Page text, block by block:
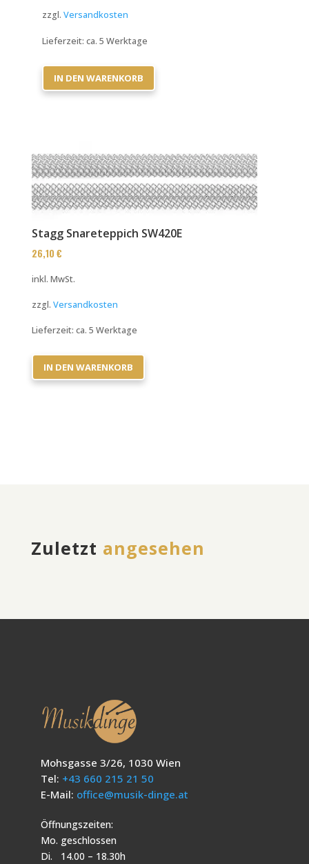
zzgl. Versandkosten
Lieferzeit: ca. 5 Werktage
IN DEN WARENKORB
Stagg Snareteppich SW420E
26,10€
inkl. MwSt.
zzgl.Versandkosten
Lieferzeit:ca. 5 Werktage
IN DEN WARENKORB
Zuletzt angesehen
Mohsgasse 3/26, 1030 Wien
Tel: +43 660 215 21 50
E-Mail: office@musik-dinge.at
Öffnungszeiten:
Mo. geschlossen
Di. 14.00 – 18.30h